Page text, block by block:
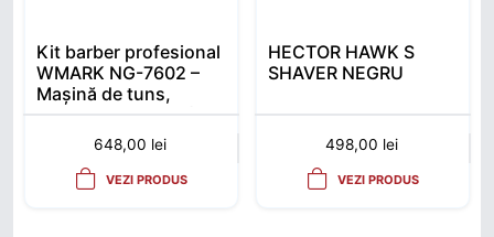
Kit barber profesional
WMARK NG-7602 –
Mașină de tuns,
trimmer și shaver (3 în
648,00 lei
VEZI PRODUS
HECTOR HAWK S
SHAVER NEGRU
498,00 lei
VEZI PRODUS